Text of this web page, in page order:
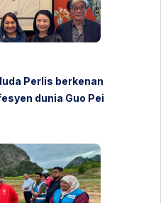
Perlis berkenan
dunia Guo Pei